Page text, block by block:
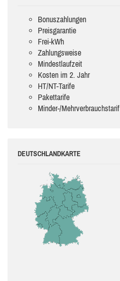
Bonuszahlungen
Preisgarantie
Frei-kWh
Zahlungsweise
Mindestlaufzeit
Kosten im 2. Jahr
HT/NT-Tarife
Pakettarife
Minder-/Mehrverbrauchstarif
DEUTSCHLANDKARTE